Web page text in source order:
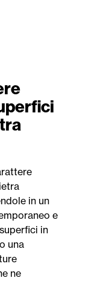
in un
e
in
una
ne